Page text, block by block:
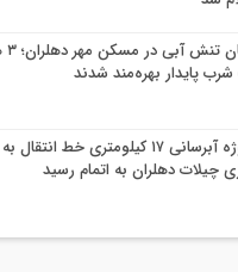
پایدار بهره‌مند شدند
پروژه آبرسانی ۱۷ کیلومتری خط انتقال
چیلات دهلران به اتمام رسید